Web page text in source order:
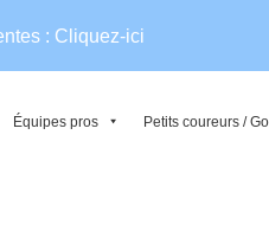
: Cliquez-ici
Équipes pros Petits coureurs /